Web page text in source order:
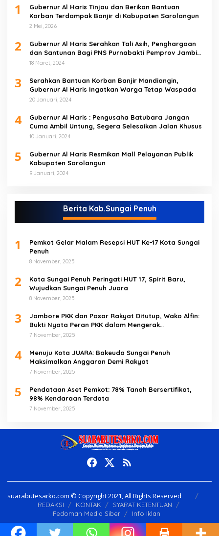
1
Gubernur Al Haris Tinjau dan Berikan Bantuan
Korban Terdampak Banjir di Kabupaten Sarolangun
2 Mei, 2026
2
Gubernur Al Haris Serahkan Tali Asih, Penghargaan
dan Santunan Bagi PNS Purnabakti Pemprov Jambi
Yang Berada di Sarolangun
18 Maret, 2024
3
Serahkan Bantuan Korban Banjir Mandiangin,
Gubernur Al Haris Ingatkan Warga Tetap Waspada
20 Januari, 2024
4
Gubernur Al Haris : Pengusaha Batubara Jangan
Cuma Ambil Untung, Segera Selesaikan Jalan Khusus
10 Januari, 2024
5
Gubernur Al Haris Resmikan Mall Pelayanan Publik
Kabupaten Sarolangun
9 Januari, 2024
Berita Kab.Sungai Penuh
1
Pemkot Gelar Malam Resepsi HUT Ke-17 Kota Sungai
Penuh
8 November, 2025
2
Kota Sungai Penuh Peringati HUT 17, Spirit Baru,
Wujudkan Sungai Penuh Juara
8 November, 2025
3
Jambore PKK dan Pasar Rakyat Ditutup, Wako Alfin:
Bukti Nyata Peran PKK dalam Mengerak
Perekonomian Masyarakat
7 November, 2025
4
Menuju Kota JUARA: Bakeuda Sungai Penuh
Maksimalkan Anggaran Demi Rakyat
7 November, 2025
5
Pendataan Aset Pemkot: 78% Tanah Bersertifikat,
98% Kendaraan Terdata
7 November, 2025
suarabutesarko.com © Copyright 2021, All Rights Reserved
REDAKSI KONTAK
SYARAT KETENTUAN
Pedoman Media Siber
Info Iklan